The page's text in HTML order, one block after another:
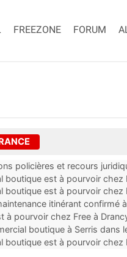
FREEZONE FORUM
policières et recours
est à pourvoir chez
est à pourvoir chez
itinérant confirmé
à pourvoir chez Free à
boutique à Serris dans
boutique est à pourvoir chez